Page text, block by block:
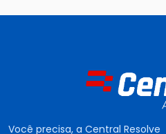
Você precisa, a Central Resolve